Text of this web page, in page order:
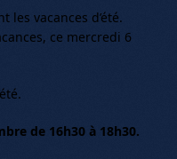
vacances d’été.
ce mercredi 6
de 16h30 à 18h30.